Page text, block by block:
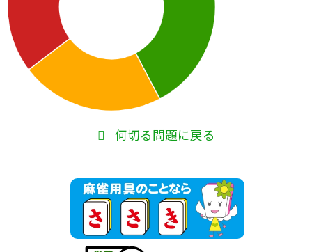
何切る問題に戻る